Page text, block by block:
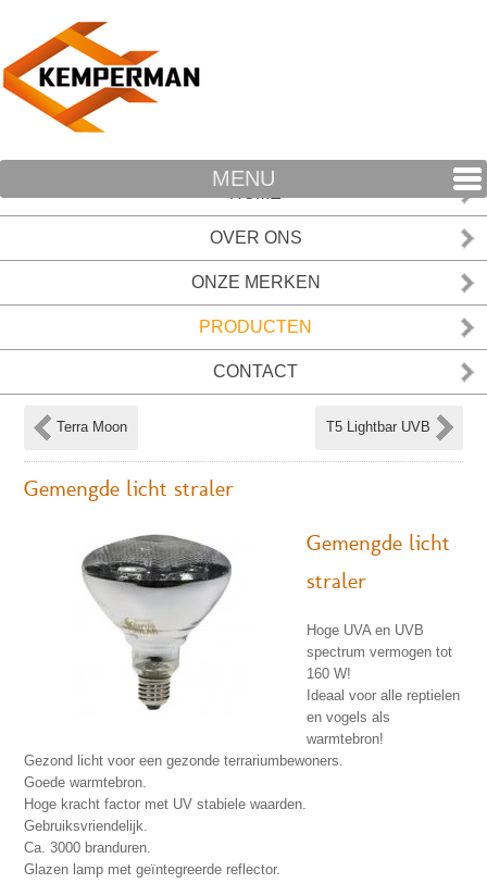
MENU
OVER ONS
ONZE MERKEN
PRODUCTEN
CONTACT
Terra Moon T5 Lightbar UVB
Gemengde licht straler
Gemengde licht
straler
Hoge UVA en UVB
spectrum vermogen tot
160 W!
Ideaal voor alle reptielen
en vogels als
warmtebron!
Gezond licht voor een gezonde terrariumbewoners.
Goede warmtebron.
Hoge kracht factor met UV stabiele waarden.
Gebruiksvriendelijk.
Ca. 3000 branduren.
Glazen lamp met geïntegreerde reflector.